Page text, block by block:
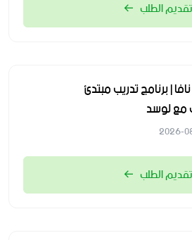
تقديم الطلب
| برنامج تدريب مبتدئ
مع لوسد
تقديم الطلب